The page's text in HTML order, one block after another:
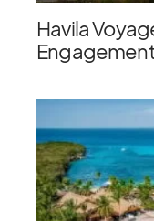
Havila